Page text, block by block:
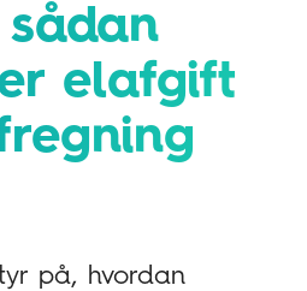
elafgift
på, hvordan